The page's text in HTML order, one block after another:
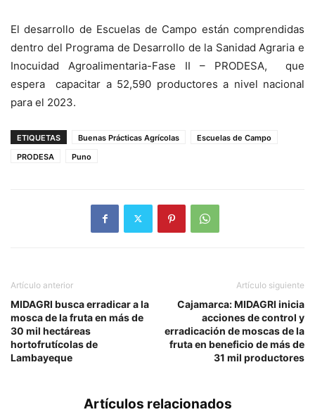
El desarrollo de Escuelas de Campo están comprendidas
dentro del Programa de Desarrollo de la Sanidad Agraria e
Inocuidad Agroalimentaria-Fase II – PRODESA, que
espera capacitar a 52,590 productores a nivel nacional
para el 2023.
ETIQUETAS Buenas Prácticas Agrícolas
Escuelas de Campo
PRODESA
Puno
Artículo anterior
MIDAGRI busca erradicar a la
mosca de la fruta en más de
30 mil hectáreas
hortofrutícolas de
Lambayeque
Artículo siguiente
Cajamarca: MIDAGRI inicia
acciones de control y
erradicación de moscas de la
fruta en beneficio de más de
31 mil productores
Artículos relacionados